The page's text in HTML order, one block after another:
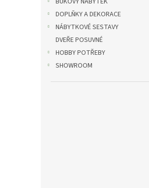
DOPLŇKY A DEKORACE
NÁBYTKOVÉ SESTAVY
DVEŘE POSUVNÉ
HOBBY POTŘEBY
SHOWROOM